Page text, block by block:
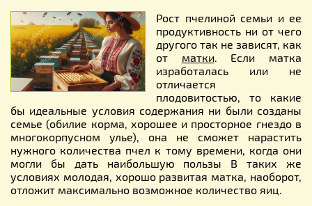
Рост пчелиной семьи и ее
продуктивность ни от чего
другого так не зависят, как
от матки. Если матка
изработалась или не
отличается
плодовитостью, то какие
бы идеальные условия содержания ни были созданы
семье (обилие корма, хорошее и просторное гнездо в
многокорпусном улье), она не сможет нарастить
нужного количества пчел к тому времени, когда они
могли бы дать наибольшую пользы В таких же
условиях молодая, хорошо развитая матка, наоборот,
отложит максимально возможное количество яиц.